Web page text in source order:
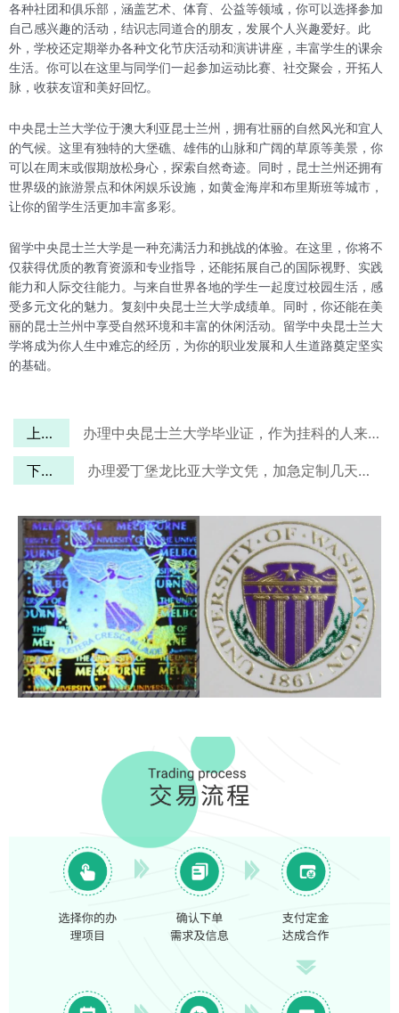
各种社团和俱乐部，涵盖艺术、体育、公益等领域，你可以选择参加
自己感兴趣的活动，结识志同道合的朋友，发展个人兴趣爱好。此
外，学校还定期举办各种文化节庆活动和演讲讲座，丰富学生的课余
生活。你可以在这里与同学们一起参加运动比赛、社交聚会，开拓人
脉，收获友谊和美好回忆。
中央昆士兰大学位于澳大利亚昆士兰州，拥有壮丽的自然风光和宜人
的气候。这里有独特的大堡礁、雄伟的山脉和广阔的草原等美景，你
可以在周末或假期放松身心，探索自然奇迹。同时，昆士兰州还拥有
世界级的旅游景点和休闲娱乐设施，如黄金海岸和布里斯班等城市，
让你的留学生活更加丰富多彩。
留学中央昆士兰大学是一种充满活力和挑战的体验。在这里，你将不
仅获得优质的教育资源和专业指导，还能拓展自己的国际视野、实践
能力和人际交往能力。与来自世界各地的学生一起度过校园生活，感
受多元文化的魅力。复刻中央昆士兰大学成绩单。同时，你还能在美
丽的昆士兰州中享受自然环境和丰富的休闲活动。留学中央昆士兰大
学将成为你人生中难忘的经历，为你的职业发展和人生道路奠定坚实
的基础。
上一篇 办理中央昆士兰大学毕业证，作为挂科的人来说是一件刻不容缓的事
下一篇 办理爱丁堡龙比亚大学文凭，加急定制几天可以寄到英国？